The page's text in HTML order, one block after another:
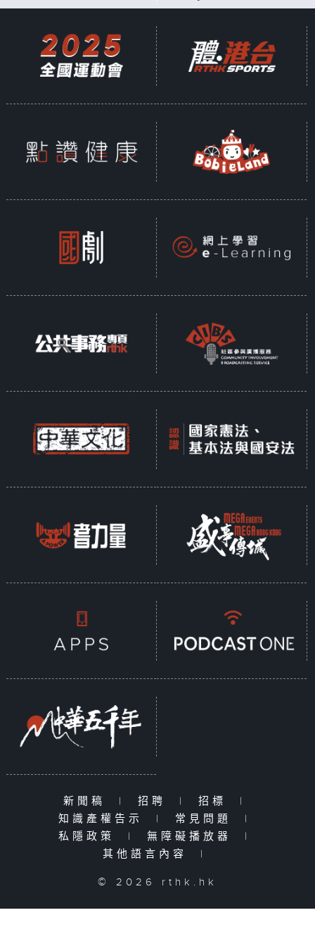
新聞稿 | 招聘 | 招標
|
知識產權告示
| 常見問題
|
私隱政策
| 無障礙播放器
|
其他語言內容
|
© 2026 rthk.hk